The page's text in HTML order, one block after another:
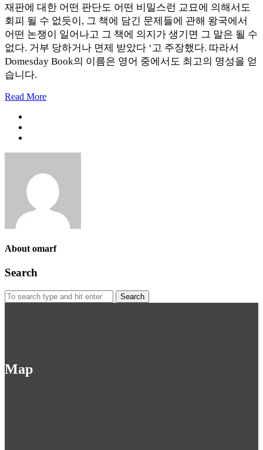
재판에 대한 어떤 판단도 어떤 비밀스런 교묘에 의해서도
회피 될 수 없듯이, 그 책에 담긴 문제들에 관해 왕국에서
어떤 논쟁이 일어나고 그 책에 의지가 생기면 그 말은 될 수
없다. 거부 당하거나 면제 받았다 ‘고 주장했다. 따라서
Domesday Book의 이름은 영어 중에서도 최고의 명성을 얻
습니다.
Read More
About omarf
Search
Search
for:
Map